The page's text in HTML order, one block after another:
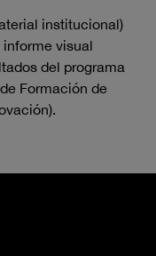
institucional)
visual
del programa
Formación de